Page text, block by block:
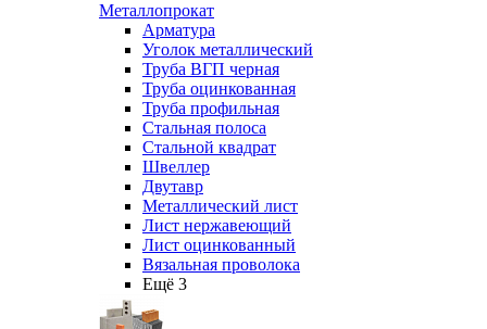
Металлопрокат
Арматура
Уголок металлический
Труба ВГП черная
Труба оцинкованная
Труба профильная
Стальная полоса
Стальной квадрат
Швеллер
Двутавр
Металлический лист
Лист нержавеющий
Лист оцинкованный
Вязальная проволока
Ещё 3